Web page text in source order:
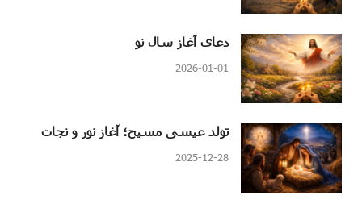
دعای آغاز سال نو
2026-01-01
تولد عیسی مسیح؛ آغاز نور و نجات
2025-12-28